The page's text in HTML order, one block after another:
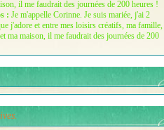
: Je m'appelle Corinne. Je suis mariée, j'ai 2
j'adore et entre mes loisirs créatifs, ma famille,
ma maison, il me faudrait des journées de 200